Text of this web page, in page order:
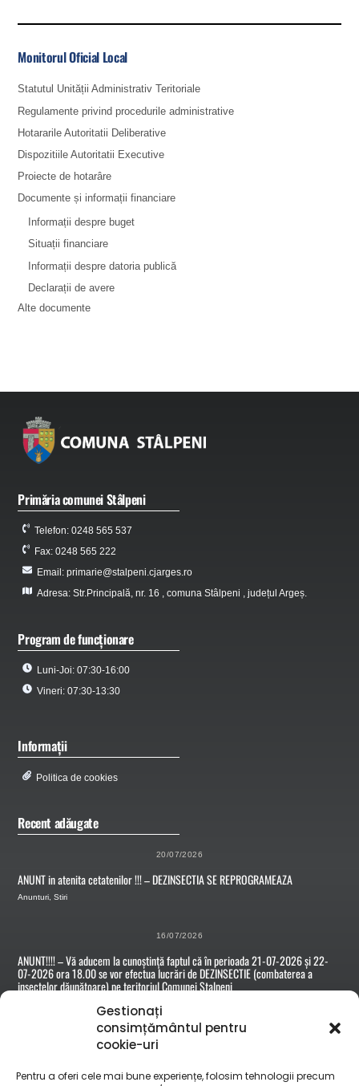
Gestionați
consimțământul pentru
cookie-uri
Pentru a oferi cele mai bune experiențe, folosim tehnologii precum
Monitorul Oficial Local
Statutul Unității Administrativ Teritoriale
Regulamente privind procedurile administrative
Hotararile Autoritatii Deliberative
Dispozitiile Autoritatii Executive
Proiecte de hotarâre
Documente și informații financiare
Informații despre buget
Situații financiare
Informații despre datoria publică
Declarații de avere
Alte documente
Primăria comunei Stâlpeni
Telefon: 0248 565 537
Fax: 0248 565 222
Email: primarie@stalpeni.cjarges.ro
Adresa: Str.Principală, nr. 16 , comuna Stâlpeni , județul Argeș.
Program de funcționare
Luni-Joi: 07:30-16:00
Vineri: 07:30-13:30
Informații
Politica de cookies
Recent adăugate
20/07/2026
ANUNT in atenita cetatenilor !!! – DEZINSECTIA SE REPROGRAMEAZA
Anunturi ,Stiri
16/07/2026
ANUNT!!!! – Vă aducem la cunoștință faptul că în perioada 21-07-2026 și 22-
07-2026 ora 18.00 se vor efectua lucrări de DEZINSECTIE (combaterea a
insectelor dăunătoare) pe teritoriul Comunei Stalpeni
15/07/2026
comuna Stalpeni